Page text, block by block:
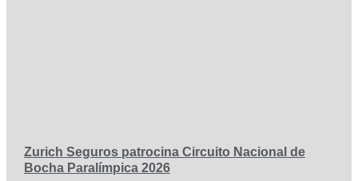
Zurich Seguros patrocina Circuito Nacional de
Bocha Paralímpica 2026